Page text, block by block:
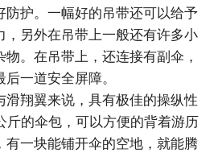
防护。一幅好的吊带还可以给予
，另外在吊带上一般还有许多小
。在吊带上，还连接有副伞，
一道安全屏障。
翔翼来说，具有极佳的操纵性
斤的伞包，可以方便的背着游历
有一块能铺开伞的空地，就能腾